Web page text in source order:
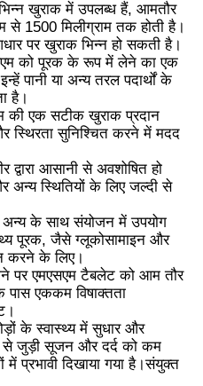
खुराक में उपलब्ध हैं, आमतौर
से 1500 मिलीग्राम तक होती है।
पर खुराक भिन्न हो सकती है।
को पूरक के रूप में लेने का एक
पानी या अन्य तरल पदार्थों के
है।
की एक सटीक खुराक प्रदान
स्थिरता सुनिश्चित करने में मदद
आसानी से अवशोषित हो
स्थितियों के लिए जल्दी से
के साथ संयोजन में उपयोग
पूरक, जैसे ग्लूकोसामाइन और
करने के लिए।
पर एमएसएम टैबलेट को आम तौर
पास एककम विषाक्तता
के स्वास्थ्य में सुधार और
से जुड़ी सूजन और दर्द को कम
प्रभावी दिखाया गया है।संयुक्त